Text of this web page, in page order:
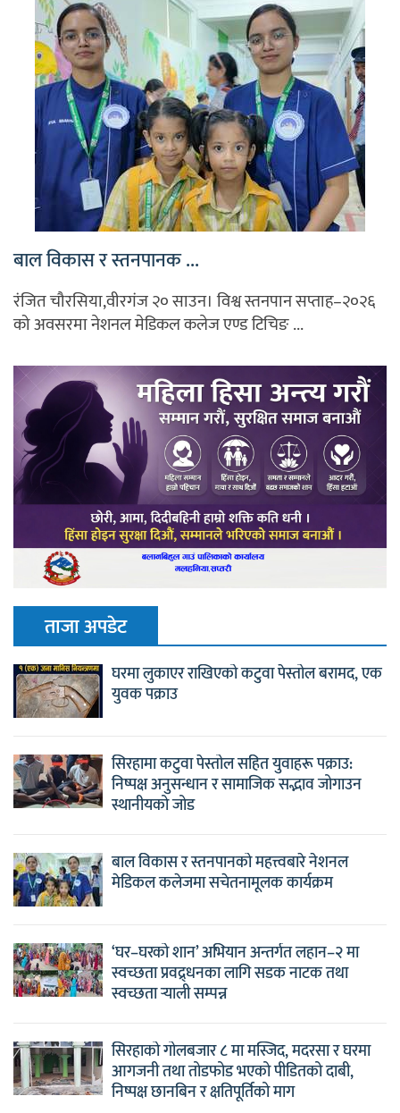
बाल विकास र स्तनपानक ...
रंजित चौरसिया,वीरगंज २० साउन। विश्व स्तनपान सप्ताह–२०२६
को अवसरमा नेशनल मेडिकल कलेज एण्ड टिचिङ ...
ताजा अपडेट
घरमा लुकाएर राखिएको कटुवा पेस्तोल बरामद, एक
युवक पक्राउ
सिरहामा कटुवा पेस्तोल सहित युवाहरू पक्राउ:
निष्पक्ष अनुसन्धान र सामाजिक सद्भाव जोगाउन
स्थानीयको जोड
बाल विकास र स्तनपानको महत्त्वबारे नेशनल
मेडिकल कलेजमा सचेतनामूलक कार्यक्रम
‘घर–घरको शान’ अभियान अन्तर्गत लहान–२ मा
स्वच्छता प्रवद्र्धनका लागि सडक नाटक तथा
स्वच्छता र्‍याली सम्पन्न
सिरहाको गोलबजार ८ मा मस्जिद, मदरसा र घरमा
आगजनी तथा तोडफोड भएको पीडितको दाबी,
निष्पक्ष छानबिन र क्षतिपूर्तिको माग